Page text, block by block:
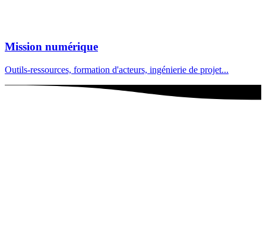
Mission numérique
Outils-ressources, formation d'acteurs, ingénierie de projet...